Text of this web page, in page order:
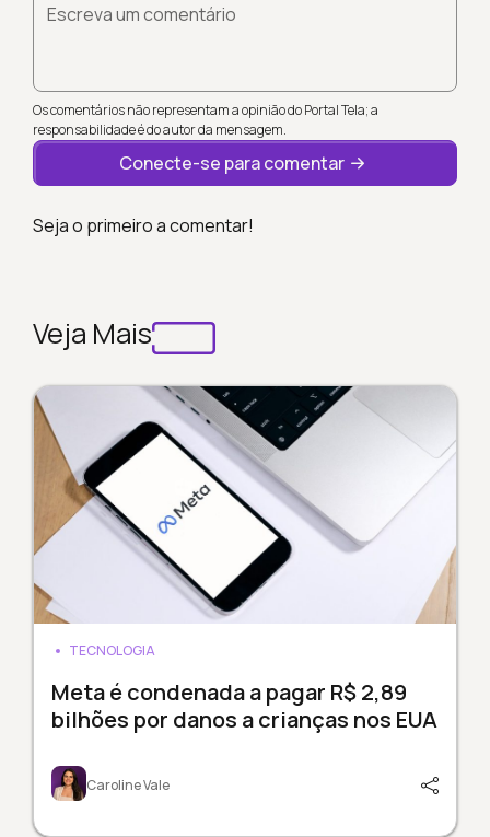
Escreva um comentário
Os comentários não representam a opinião do Portal Tela; a
responsabilidade é do autor da mensagem.
Conecte-se para comentar
Seja o primeiro a comentar!
Veja Mais
TECNOLOGIA
Meta é condenada a pagar R$ 2,89
bilhões por danos a crianças nos EUA
Caroline Vale